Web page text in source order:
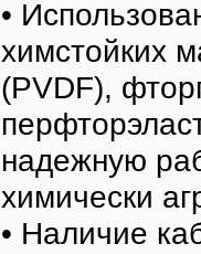
•
химстойких
(PVDF),
надежную
химически
• Наличие